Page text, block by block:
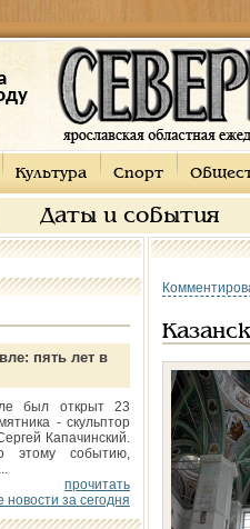
Культура Спорт
Даты и события
пять лет в
был открыт 23
- скульптор
Капачинский.
этому событию,
прочитать
новости за сегодня